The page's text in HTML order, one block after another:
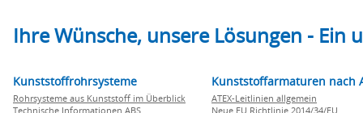
Ihre Wünsche, unsere Lösungen -
Kunststoffrohrsysteme
Rohrsysteme aus Kunststoff im Überblick
Technische Informationen ABS
Kunststoffarmaturen nach
ATEX-Leitlinien allgemein
Neue EU Richtlinie 2014/34/EU